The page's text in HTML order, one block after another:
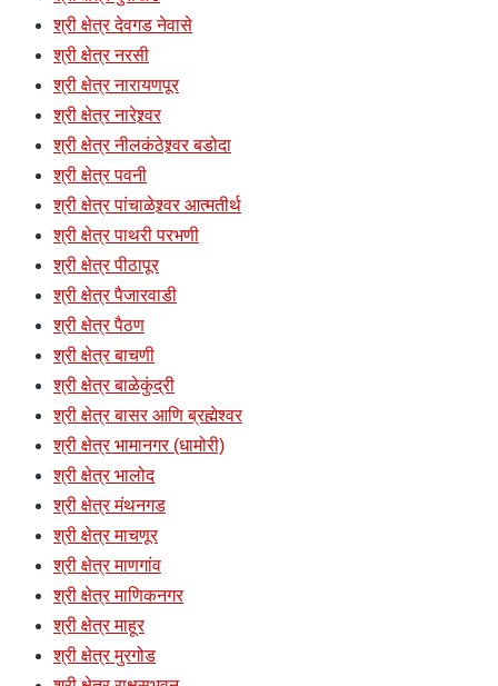
श्री क्षेत्र देवगड नेवासे
श्री क्षेत्र नरसी
श्री क्षेत्र नारायणपूर
श्री क्षेत्र नारेश्र्वर
श्री क्षेत्र नीलकंठेश्र्वर बडोदा
श्री क्षेत्र पवनी
श्री क्षेत्र पांचाळेश्र्वर आत्मतीर्थ
श्री क्षेत्र पाथरी परभणी
श्री क्षेत्र पीठापूर
श्री क्षेत्र पैजारवाडी
श्री क्षेत्र पैठण
श्री क्षेत्र बाचणी
श्री क्षेत्र बाळेकुंद्री
श्री क्षेत्र बासर आणि ब्रह्मेश्वर
श्री क्षेत्र भामानगर (धामोरी)
श्री क्षेत्र भालोद
श्री क्षेत्र मंथनगड
श्री क्षेत्र माचणूर
श्री क्षेत्र माणगांव
श्री क्षेत्र माणिकनगर
श्री क्षेत्र माहूर
श्री क्षेत्र मुरगोड